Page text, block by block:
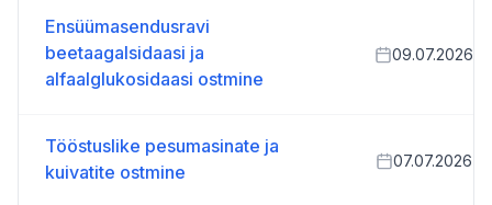
Ensüümasendusravi
beetaagalsidaasi ja
alfaalglukosidaasi ostmine
09.07.2026
Tööstuslike pesumasinate ja
kuivatite ostmine
07.07.2026